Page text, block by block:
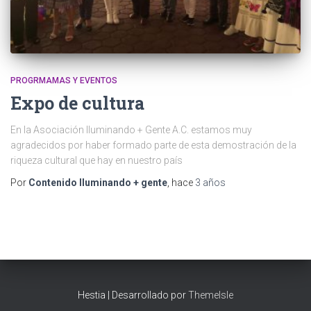
PROGRMAMAS Y EVENTOS
Expo de cultura
En la Asociación Iluminando + Gente A.C. estamos muy
agradecidos por haber formado parte de esta demostración de la
riqueza cultural que hay en nuestro país
Por Contenido Iluminando + gente , hace 3 años
Hestia | Desarrollado porThemeIsle